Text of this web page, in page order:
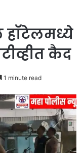
हॉटेलमध्ये
कैद
1 minute read